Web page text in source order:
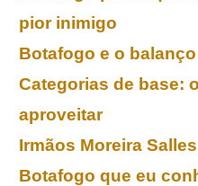
pior inimigo
Botafogo e o
Categorias de base:
aproveitar
Irmãos Moreira
Botafogo que eu